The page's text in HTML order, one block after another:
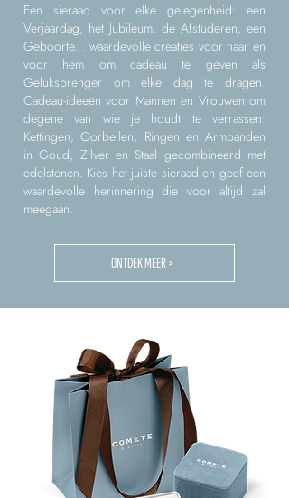
Een sieraad voor elke gelegenheid: een
Verjaardag, het Jubileum, de Afstuderen, een
Geboorte... waardevolle creaties voor haar en
voor hem om cadeau te geven als
Geluksbrenger om elke dag te dragen.
Cadeau-ideeën voor Mannen en Vrouwen om
degene van wie je houdt te verrassen:
Kettingen, Oorbellen, Ringen en Armbanden
in Goud, Zilver en Staal gecombineerd met
edelstenen. Kies het juiste sieraad en geef een
waardevolle herinnering die voor altijd zal
meegaan.
ONTDEK MEER >